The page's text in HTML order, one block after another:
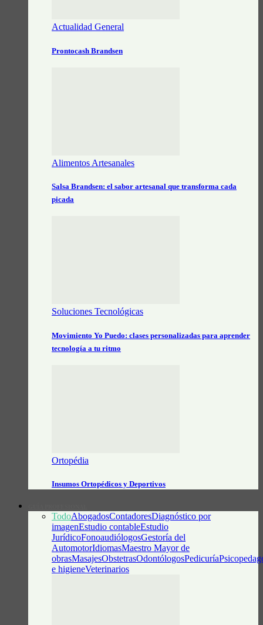
Actualidad General
Prontocash Brandsen
Alimentos Artesanales
Salsa Brandsen: el sabor artesanal que transforma cada
picada
Soluciones Tecnológicas
Movimiento Yo Puedo: clases personalizadas para aprender
tecnología a tu ritmo
Ortopédia
Insumos Ortopédicos y Deportivos
TodoAbogadosContadoresDiagnóstico por
imagenEstudio contableEstudio
JurídicoFonoaudiólogosGestoría del
AutomotorIdiomasMaestro Mayor de
obrasMasajesObstetrasOdontólogosPedicuría
e higieneVeterinarios